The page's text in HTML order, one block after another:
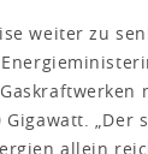
weiter zu
„Der
allein